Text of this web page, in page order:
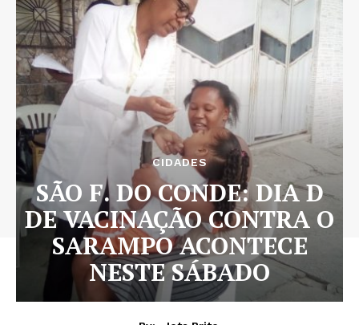
CIDADES
SÃO F. DO CONDE: DIA D
DE VACINAÇÃO CONTRA O
SARAMPO ACONTECE
NESTE SÁBADO